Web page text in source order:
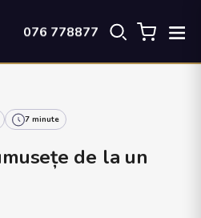
076 778877
7 minute
de la un